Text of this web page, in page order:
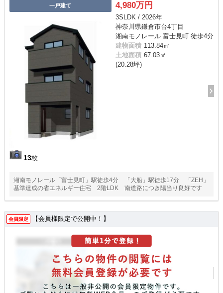
一戸建て
13枚
4,980万円
3SLDK / 2026年
神奈川県鎌倉市台4丁目
湘南モノレール 富士見町 徒歩4分
建物面積 113.84㎡
土地面積 67.03㎡
(20.28坪)
湘南モノレール「富士見町」駅徒歩4分 「大船」駅徒歩17分 「ZEH」
基準達成の省エネルギー住宅 2階LDK 南道路につき陽当り良好です
会員限定 【会員様限定で公開中！】